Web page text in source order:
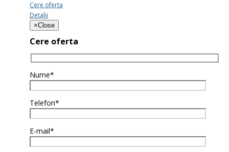
Cere oferta
Detalii
×Close
Cere oferta
Nume*
Telefon*
E-mail*